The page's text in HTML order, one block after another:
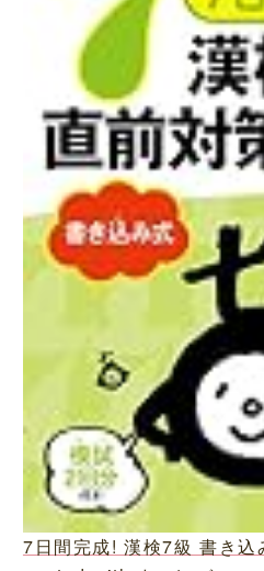
7日間完成! 漢検7級 書き込